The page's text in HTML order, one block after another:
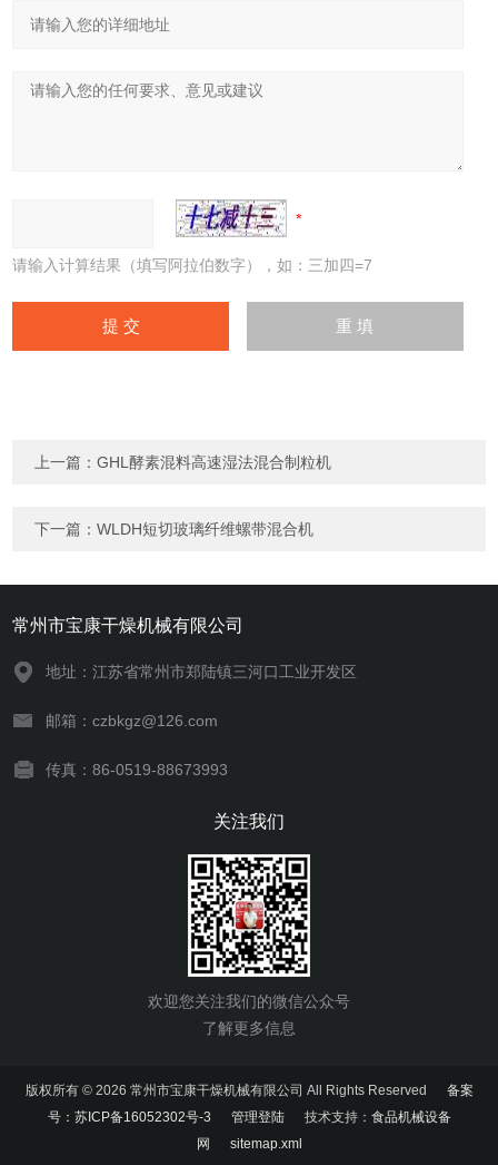
请输入计算结果（填写阿拉伯数字），如：三加四=7
上一篇：GHL酵素混料高速湿法混合制粒机
下一篇：WLDH短切玻璃纤维螺带混合机
常州市宝康干燥机械有限公司
地址：江苏省常州市郑陆镇三河口工业开发区
邮箱：czbkgz@126.com
传真：86-0519-88673993
关注我们
欢迎您关注我们的微信公众号
了解更多信息
版权所有 © 2026 常州市宝康干燥机械有限公司 All Rights Reserved 备案
号：苏ICP备16052302号-3
管理登陆技术支持： 食品机械设备
网
sitemap.xml